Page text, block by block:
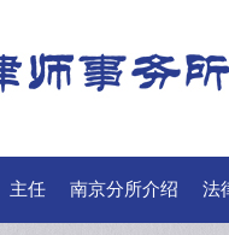
主任 南京分所介绍 法